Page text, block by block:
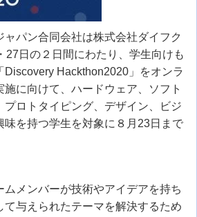
ャパン合同会社は株式会社ダイフク
27 日の２日間にわたり、学生向けも
Discovery Hackthon2020 」をオンラ
に向けて、ハードウェア、ソフト
プロトタイピング、デザイン、ビジ
を持つ学生を対象に８月 23日まで
ムメンバーが技術やアイデアを持ち
て与えられたテーマを解決するため